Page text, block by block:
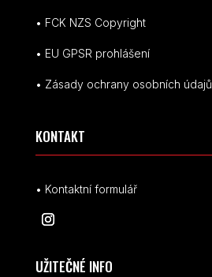
• FCK NZS Copyright
• EU GPSR prohlášení
• Zásady ochrany osobních údajů
KONTAKT
• Kontaktní formulář
UŽITEČNÉ INFO